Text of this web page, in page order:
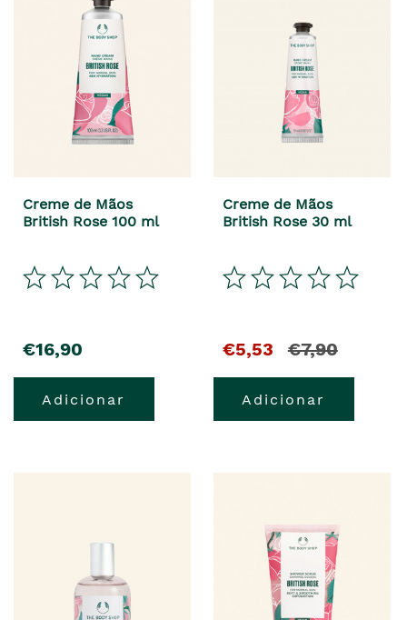
Creme de Mãos
British Rose 100 ml
€16,90
Adicionar
Creme de Mãos
British Rose 30 ml
€5,53 €7,90
Adicionar